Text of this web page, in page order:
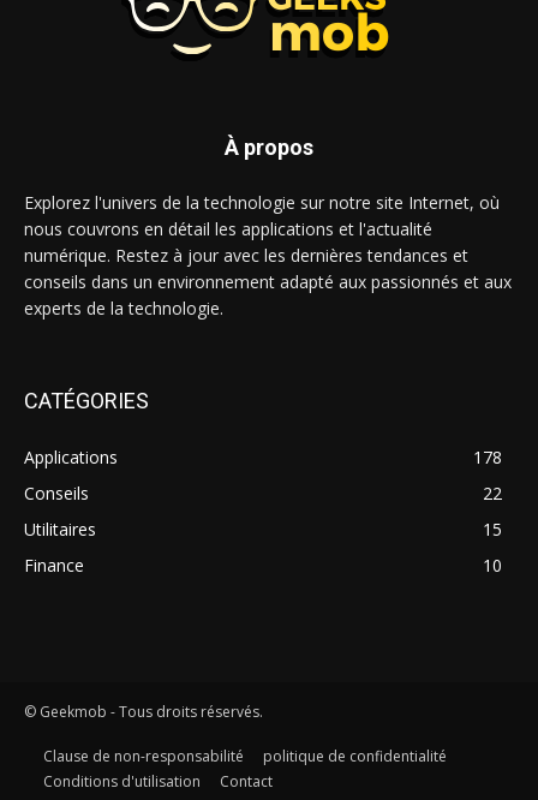
À propos
Explorez l'univers de la technologie sur notre site Internet, où
nous couvrons en détail les applications et l'actualité
numérique. Restez à jour avec les dernières tendances et
conseils dans un environnement adapté aux passionnés et aux
experts de la technologie.
CATÉGORIES
Applications
178
Conseils
22
Utilitaires
15
Finance
10
© Geekmob - Tous droits réservés.
Clause de non-responsabilité
politique de confidentialité
Conditions d'utilisation
Contact